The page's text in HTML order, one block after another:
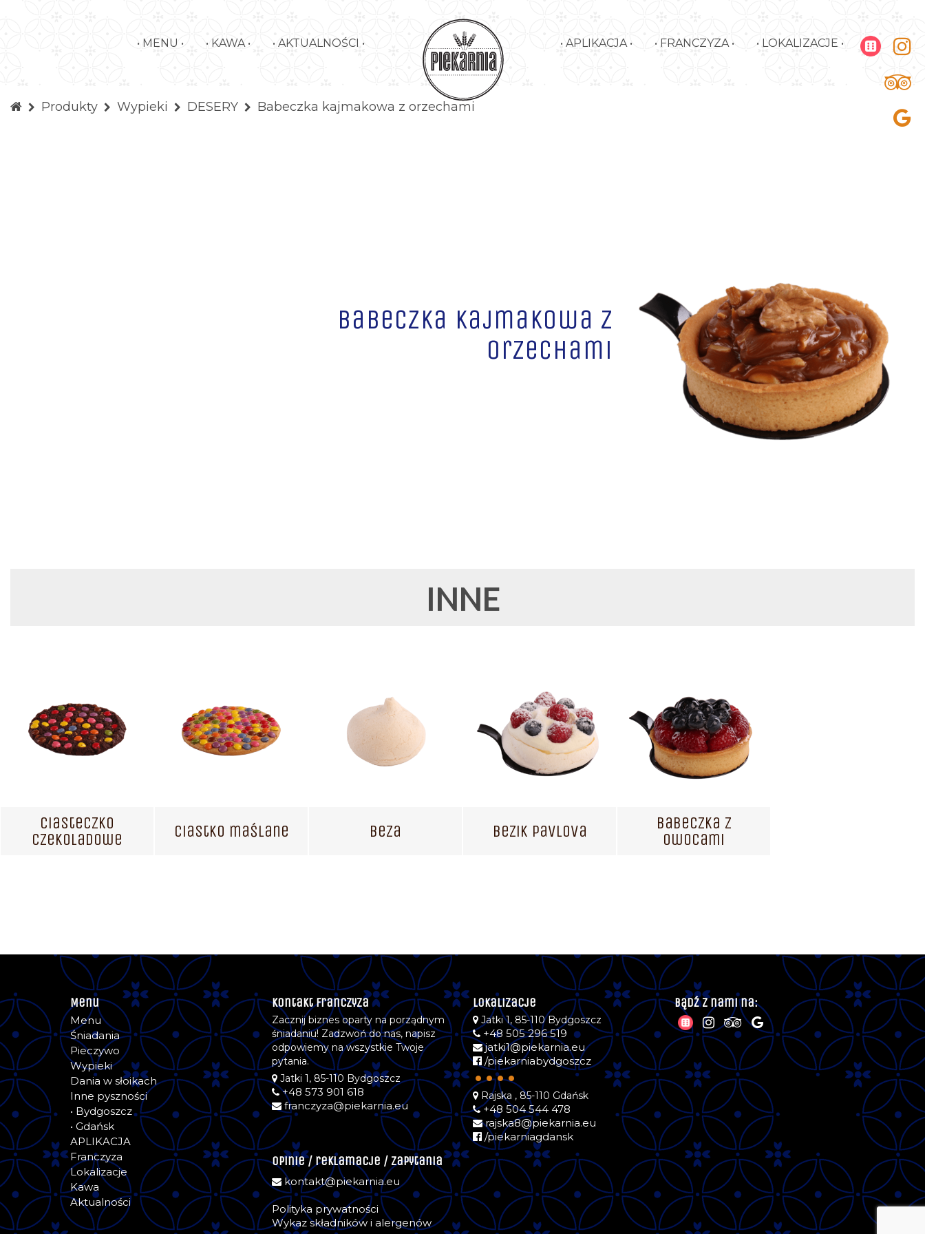
• MENU • • KAWA • • AKTUALNOŚCI • • APLIKACJA • • FRANCZYZA • • LOKALIZACJE •
Produkty Wypieki DESERY Babeczka kajmakowa z orzechami
Babeczka kajmakowa z
orzechami
INNE
Ciasteczko
czekoladowe
Ciastko maślane Beza Bezik Pavlova
Babeczka z
owocami
Menu
Menu
Śniadania
Pieczywo
Wypieki
Dania w słoikach
Inne pyszności
• Bydgoszcz
• Gdańsk
APLIKACJA
Franczyza
Lokalizacje
Kawa
Aktualności
Kontakt Franczyza
Zacznij biznes oparty na porządnym
śniadaniu! Zadzwoń do nas, napisz
odpowiemy na wszystkie Twoje
pytania.
Jatki 1, 85-110 Bydgoszcz
+48 573 901 618
franczyza@piekarnia.eu
Opinie / reklamacje / zapytania
kontakt@piekarnia.eu
Polityka prywatności
Wykaz składników i alergenów
Lokalizacje
Jatki 1, 85-110 Bydgoszcz
+48 505 296 519
jatki1@piekarnia.eu
/piekarniabydgoszcz
••••
Rajska , 85-110 Gdańsk
+48 504 544 478
rajska8@piekarnia.eu
/piekarniagdansk
Bądź z nami na: